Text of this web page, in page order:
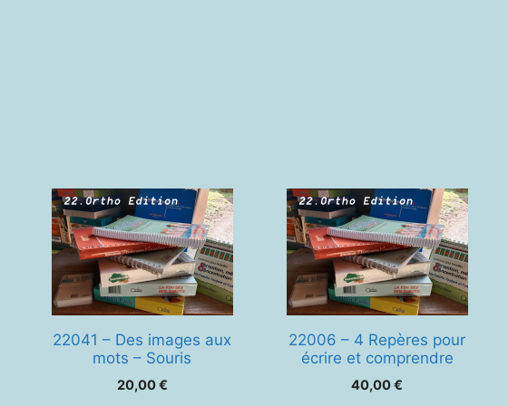
22041 – Des images aux
mots – Souris
20,00€
22006 – 4 Repères pour
écrire et comprendre
40,00€